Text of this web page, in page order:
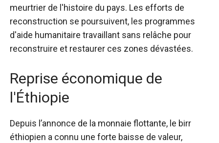
meurtrier de l'histoire du pays. Les efforts de
reconstruction se poursuivent, les programmes
d'aide humanitaire travaillant sans relâche pour
reconstruire et restaurer ces zones dévastées.
Reprise économique de
l'Éthiopie
Depuis l’annonce de la monnaie flottante, le birr
éthiopien a connu une forte baisse de valeur,